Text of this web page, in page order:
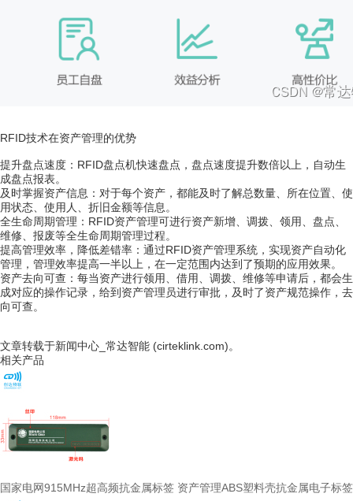
RFID技术在资产管理的优势
提升盘点速度：RFID盘点机快速盘点，盘点速度提升数倍以上，自动生
成盘点报表。
及时掌握资产信息：对于每个资产，都能及时了解总数量、所在位置、使
用状态、使用人、折旧金额等信息。
全生命周期管理：RFID资产管理可进行资产新增、调拨、领用、盘点、
维修、报废等全生命周期管理过程。
提高管理效率，降低差错率：通过RFID资产管理系统，实现资产自动化
管理，管理效率提高一半以上，在一定范围内达到了预期的应用效果。
资产去向可查：每当资产进行领用、借用、调拨、维修等申请后，都会生
成对应的操作记录，给到资产管理员进行审批，及时了资产规范操作，去
向可查。
文章转载于新闻中心_常达智能 (cirteklink.com)。​
相关产品
国家电网915MHz超高频抗金属标签 资产管理ABS塑料壳抗金属电子标签